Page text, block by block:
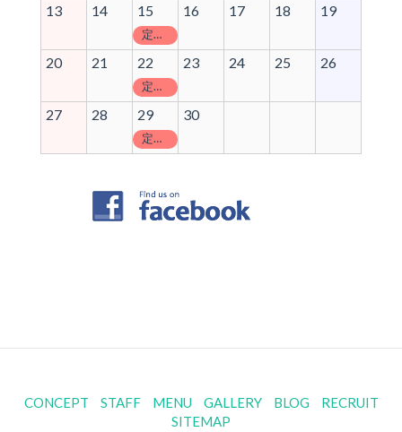
13 14 15
定休日
16 17 18 19
20 21 22
定休日
23 24 25 26
27 28 29
定休日
30
CONCEPT STAFF MENU GALLERY BLOG
RECRUIT
SITEMAP